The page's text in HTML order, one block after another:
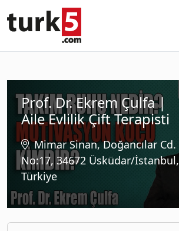
Prof. Dr. Ekrem Çulfa |
Aile Evlilik Çift Terapisti
Mimar Sinan, Doğancılar Cd.
No:17, 34672 Üsküdar/İstanbul,
Türkiye